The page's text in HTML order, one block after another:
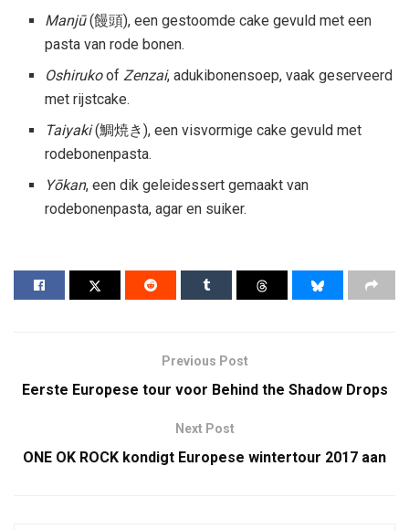
Manjū(饅頭), een gestoomde cake gevuld met een
pasta van rode bonen.
OshirukoofZenzai, adukibonensoep, vaak geserveerd
met rijstcake.
Taiyaki(鯛焼き), een visvormige cake gevuld met
rodebonenpasta.
Yōkan, een dik geleidessert gemaakt van
rodebonenpasta, agar en suiker.
Previous Post
Eerste Europese tour voor Behind the Shadow Drops
Next Post
ONE OK ROCK kondigt Europese wintertour 2017 aan